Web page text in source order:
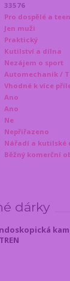
33576
Pro dospělé a
Jen muži
Praktický
Kutilství a dílna
Nezájem o sport
Automechanik /
Vhodné k více
Ano
Ano
Ne
Nepřiřazeno
Nářadí a kutilské
Běžný komerční
dárky